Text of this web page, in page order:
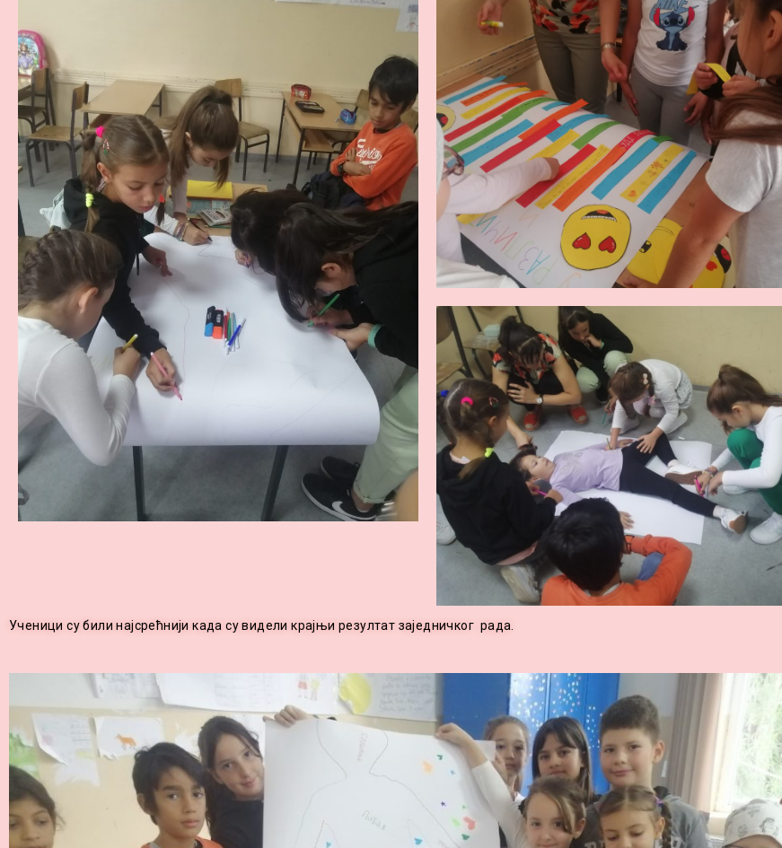
Ученици су били најсрећнији када су видели крајњи резултат заједничког рада.